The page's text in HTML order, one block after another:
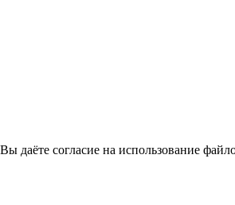
даёте согласие на использование